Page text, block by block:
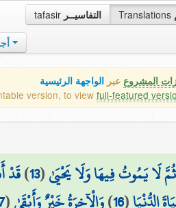
tafasir التفاسيــر Translations
المشروع عبر الواجهة الرئيسية
version, to view full-featured
ثُمَّ لَا يَمُوتُ فِيهَا وَلَا يَحْيَىٰ(
13
)قَدْ
الدُّنْيَا(
16
)وَالْآخِرَةُ خَيْرٌ وَأَبْقَىٰ(